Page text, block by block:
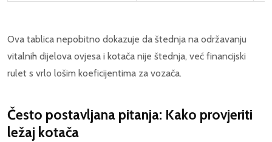
Ova tablica nepobitno dokazuje da štednja na održavanju
vitalnih dijelova ovjesa i kotača nije štednja, već financijski
rulet s vrlo lošim koeficijentima za vozača.
Često postavljana pitanja: Kako provjeriti
ležaj kotača